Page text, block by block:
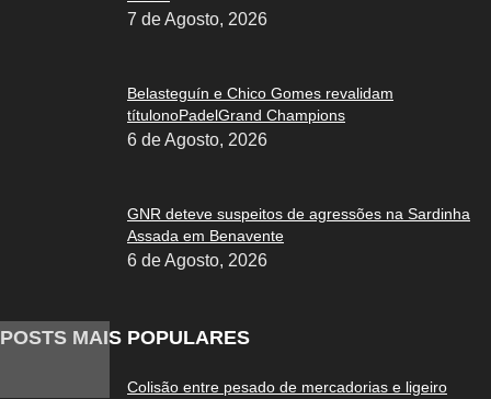
7 de Agosto, 2026
Belasteguín e Chico Gomes revalidam
títulonoPadelGrand Champions
6 de Agosto, 2026
GNR deteve suspeitos de agressões na Sardinha
Assada em Benavente
6 de Agosto, 2026
POSTS MAIS POPULARES
Colisão entre pesado de mercadorias e ligeiro